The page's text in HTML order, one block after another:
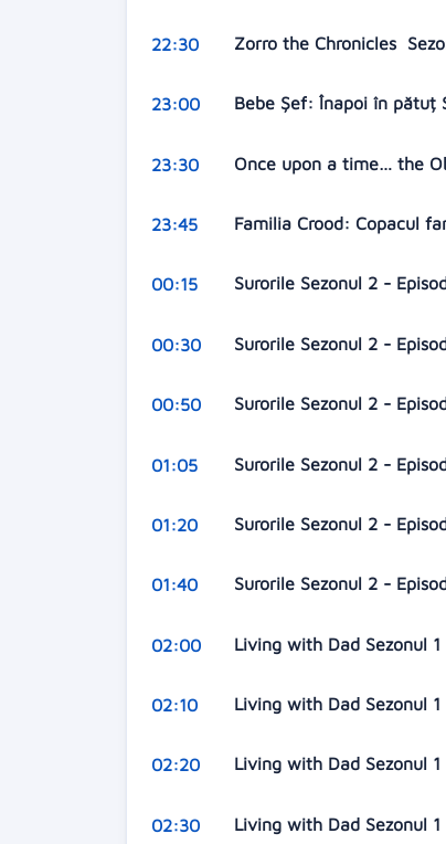
22:30 Zorro the Chronicles
23:00 Bebe Șef: Înapoi în pătuț
23:30 Once upon a time… the
23:45 Familia Crood: Copacul
00:15 Surorile Sezonul 2 -
00:30 Surorile Sezonul 2 -
00:50 Surorile Sezonul 2 -
01:05 Surorile Sezonul 2 -
01:20 Surorile Sezonul 2 -
01:40 Surorile Sezonul 2 -
02:00 Living with Dad Sezonul
02:10 Living with Dad Sezonul
02:20 Living with Dad Sezonul
02:30 Living with Dad Sezonul 1